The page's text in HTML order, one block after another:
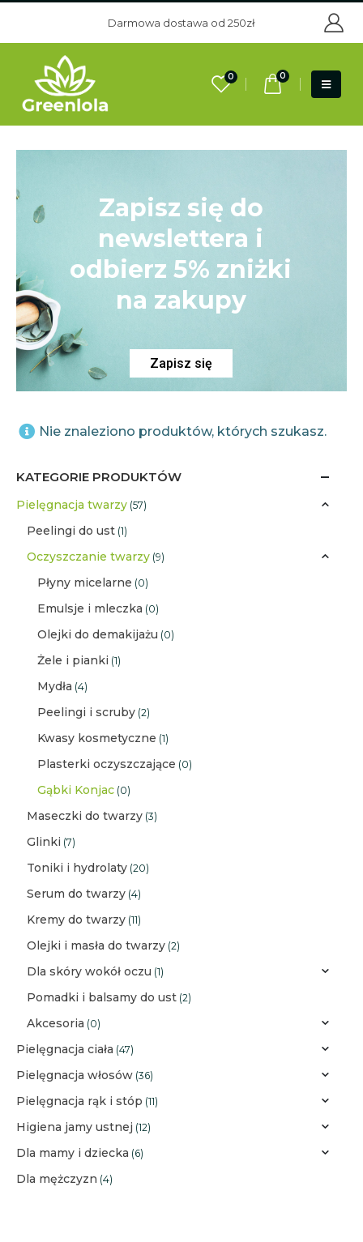
Darmowa dostawa od 250zł
0 0
Zapisz się do
newslettera i
odbierz 5% zniżki
na zakupy
Zapisz się
Nie znaleziono produktów, których szukasz.
KATEGORIE PRODUKTÓW
Pielęgnacja twarzy (57)
Peelingi do ust (1)
Oczyszczanie twarzy (9)
Płyny micelarne (0)
Emulsje i mleczka (0)
Olejki do demakijażu (0)
Żele i pianki (1)
Mydła (4)
Peelingi i scruby (2)
Kwasy kosmetyczne (1)
Plasterki oczyszczające (0)
Gąbki Konjac (0)
Maseczki do twarzy (3)
Glinki (7)
Toniki i hydrolaty (20)
Serum do twarzy (4)
Kremy do twarzy (11)
Olejki i masła do twarzy (2)
Dla skóry wokół oczu (1)
Pomadki i balsamy do ust (2)
Akcesoria (0)
Pielęgnacja ciała (47)
Pielęgnacja włosów (36)
Pielęgnacja rąk i stóp (11)
Higiena jamy ustnej (12)
Dla mamy i dziecka (6)
Dla mężczyzn (4)